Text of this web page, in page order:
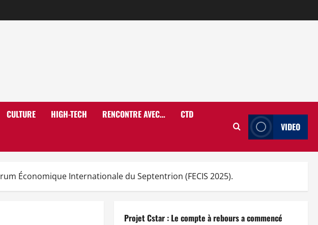
CULTURE HIGH-TECH RENCONTRE AVEC… CTD
VIDEO
Économique Internationale du Septentrion (FECIS 2025).
Projet Cstar : Le compte à rebours a commencé